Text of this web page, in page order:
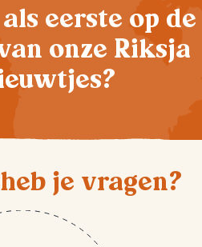
eerste op de
onze Riksja
je vragen?